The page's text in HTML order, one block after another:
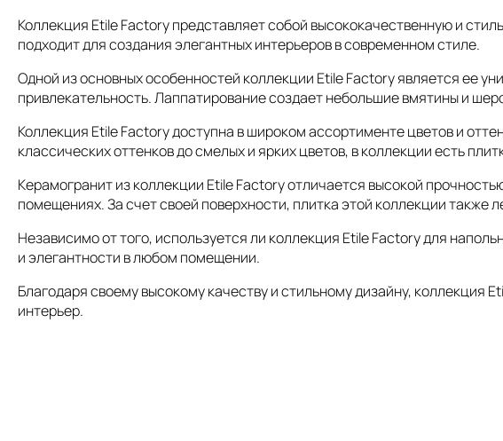
Коллекция Etile Factory представляет собой высококачественную и
подходит для создания элегантных интерьеров в современном стиле.
Одной из основных особенностей коллекции Etile Factory является ее
привлекательность. Лаппатирование создает небольшие вмятины и
Коллекция Etile Factory доступна в широком ассортименте цветов и
классических оттенков до смелых и ярких цветов, в коллекции есть
Керамогранит из коллекции Etile Factory отличается высокой
помещениях. За счет своей поверхности, плитка этой коллекции также
Независимо от того, используется ли коллекция Etile Factory для
и элегантности в любом помещении.
Благодаря своему высокому качеству и стильному дизайну, коллекция
интерьер.